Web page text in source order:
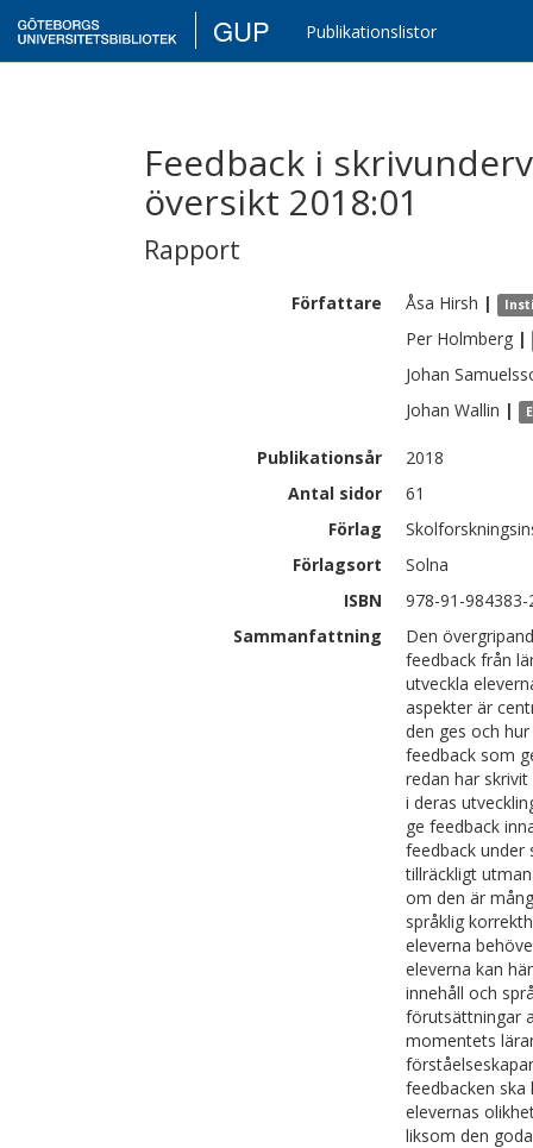
GUP Publikationslistor
Feedback i
översikt 2018:01
Rapport
Författare Åsa Hirsh |
Per Holmberg |
Johan
Johan Wallin |
Publikationsår
2018
Antal sidor
61
Förlag
Förlagsort
Solna
ISBN
978-91-984383-
Sammanfattning
Den
feedback från
utveckla
aspekter är
den ges och
feedback som
redan har
i deras
ge feedback
feedback under
tillräckligt
om den är
språklig
eleverna
eleverna kan
innehåll och
förutsättningar
momentets
feedbacken
elevernas
liksom den